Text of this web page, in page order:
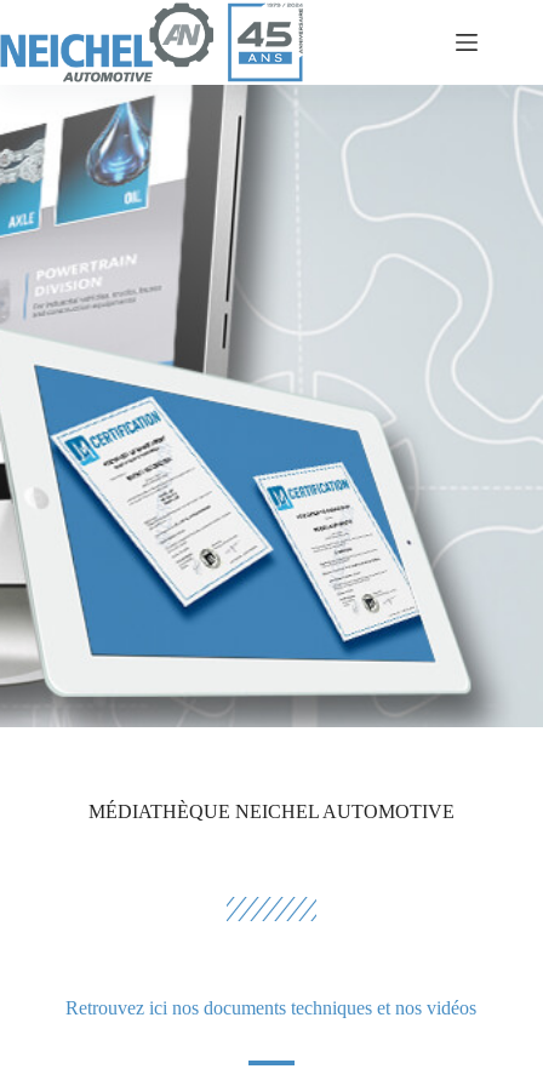
MÉDIATHÈQUE NEICHEL AUTOMOTIVE
Retrouvez ici nos documents techniques et nos vidéos